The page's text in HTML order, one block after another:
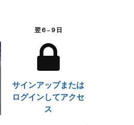
翌６−９日
サインアップまたは
ログインしてアクセ
ス